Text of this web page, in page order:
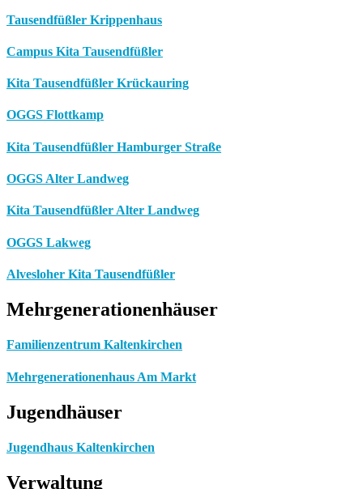
Tausendfüßler Krippenhaus
Campus Kita Tausendfüßler
Kita Tausendfüßler Krückauring
OGGS Flottkamp
Kita Tausendfüßler Hamburger Straße
OGGS Alter Landweg
Kita Tausendfüßler Alter Landweg
OGGS Lakweg
Alvesloher Kita Tausendfüßler
Mehrgenerationenhäuser
Familienzentrum Kaltenkirchen
Mehrgenerationenhaus Am Markt
Jugendhäuser
Jugendhaus Kaltenkirchen
Verwaltung